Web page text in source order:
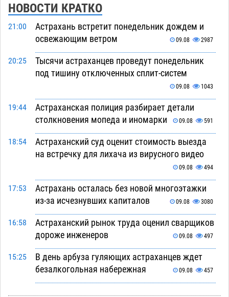
НОВОСТИ КРАТКО
21:00
Астрахань встретит понедельник дождем и
освежающим ветром
09.08 2987
20:25
Тысячи астраханцев проведут понедельник
под тишину отключенных сплит-систем
09.08 1043
19:44
Астраханская полиция разбирает детали
столкновения мопеда и иномарки
09.08 591
18:54
Астраханский суд оценит стоимость выезда
на встречку для лихача из вирусного видео
09.08 494
17:53
Астрахань осталась без новой многоэтажки
из-за исчезнувших капиталов
09.08 3080
16:58
Астраханский рынок труда оценил сварщиков
дороже инженеров
09.08 497
15:25
В день арбуза гуляющих астраханцев ждет
безалкогольная набережная
09.08 457